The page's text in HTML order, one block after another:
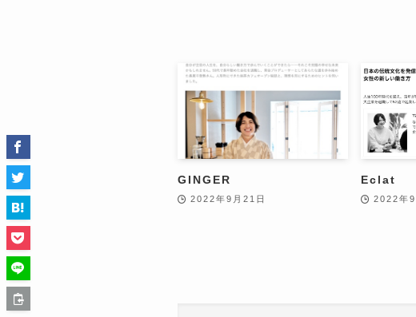
GINGER
2022年9月21日
Eclat
2022年9